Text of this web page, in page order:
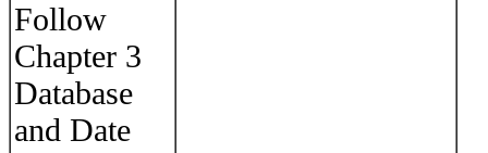
Follow
Chapter 3
Database
and Date